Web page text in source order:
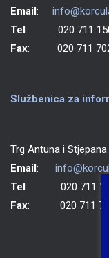
Email:
Tel: 020 711
Fax: 020 711
Službenica za
Trg Antuna i
Email:
Tel: 020 711 150
Fax: 020 711 702